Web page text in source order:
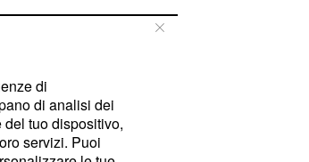
di
di analisi dei
tuo dispositivo,
servizi. Puoi